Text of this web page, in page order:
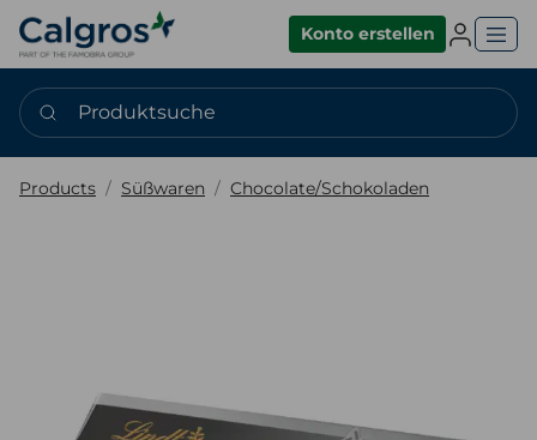
Konto erstellen
Produktsuche
Products Süßwaren Chocolate/Schokoladen